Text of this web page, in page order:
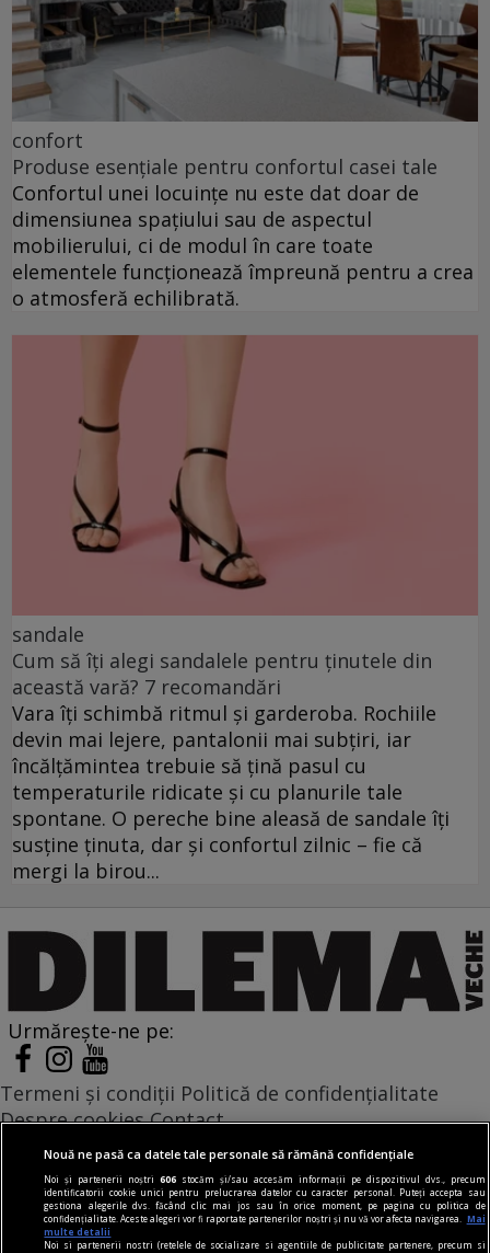
confort
Produse esențiale pentru confortul casei tale
Confortul unei locuințe nu este dat doar de
dimensiunea spațiului sau de aspectul
mobilierului, ci de modul în care toate
elementele funcționează împreună pentru a crea
o atmosferă echilibrată.
sandale
Cum să îți alegi sandalele pentru ținutele din
această vară? 7 recomandări
Vara îți schimbă ritmul și garderoba. Rochiile
devin mai lejere, pantalonii mai subțiri, iar
încălțămintea trebuie să țină pasul cu
temperaturile ridicate și cu planurile tale
spontane. O pereche bine aleasă de sandale îți
susține ținuta, dar și confortul zilnic – fie că
mergi la birou...
Urmărește-ne pe:
Termeni și condiții Politică de confidențialitate
Despre cookies Contact
Modifică preferințe pentru confidențialitate
© Toate drepturile rezervate Adevarul Holding 2026
Din rețeaua Adevărul Holding:
Adevarul.ro
Nouă ne pasă ca datele tale personale să rămână confidențiale
Noi și partenerii noștri606 stocăm și/sau accesăm informații pe dispozitivul dvs., precum
identificatorii cookie unici pentru prelucrarea datelor cu caracter personal. Puteți accepta sau
gestiona alegerile dvs. făcând clic mai jos sau în orice moment, pe pagina cu politica de
confidențialitate. Aceste alegeri vor fi raportate partenerilor noștri și nu vă vor afecta navigarea.
Mai
multe detalii
Noi si partenerii nostri (retelele de socializare si agentiile de publicitate partenere, precum si